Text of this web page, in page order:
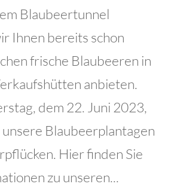
Blaubeertunnel
Ihnen bereits schon
frische Blaubeeren in
anbieten.
dem 22. Juni 2023,
Blaubeerplantagen
Hier finden Sie
zu unseren...